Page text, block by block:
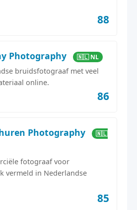
88
Photography 🇳🇱 NL
bruidsfotograaf met veel
online.
86
Photography
🇳🇱
fotograaf voor
vermeld in Nederlandse
85